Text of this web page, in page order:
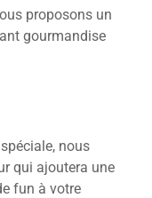
proposons un
gourmandise
nous
qui ajoutera une
fun à votre